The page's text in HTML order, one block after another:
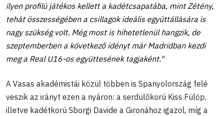
ilyen profilú játékos kellett a kadétcsapatába, mint Zétény,
tehát összességében a csillagok ideális együttállására is
nagy szükség volt. Még most is hihetetlenül hangzik, de
szeptemberben a következő idényt már Madridban kezdi
meg a Real U16-os együttesének tagjaként."
A Vasas akadémistái közül többen is Spanyolország felé
veszik az irányt ezen a nyáron: a serdülőkorú Kiss Fülöp,
illetve kadétkorú Sborgi Davide a Gironához igazol, míg a